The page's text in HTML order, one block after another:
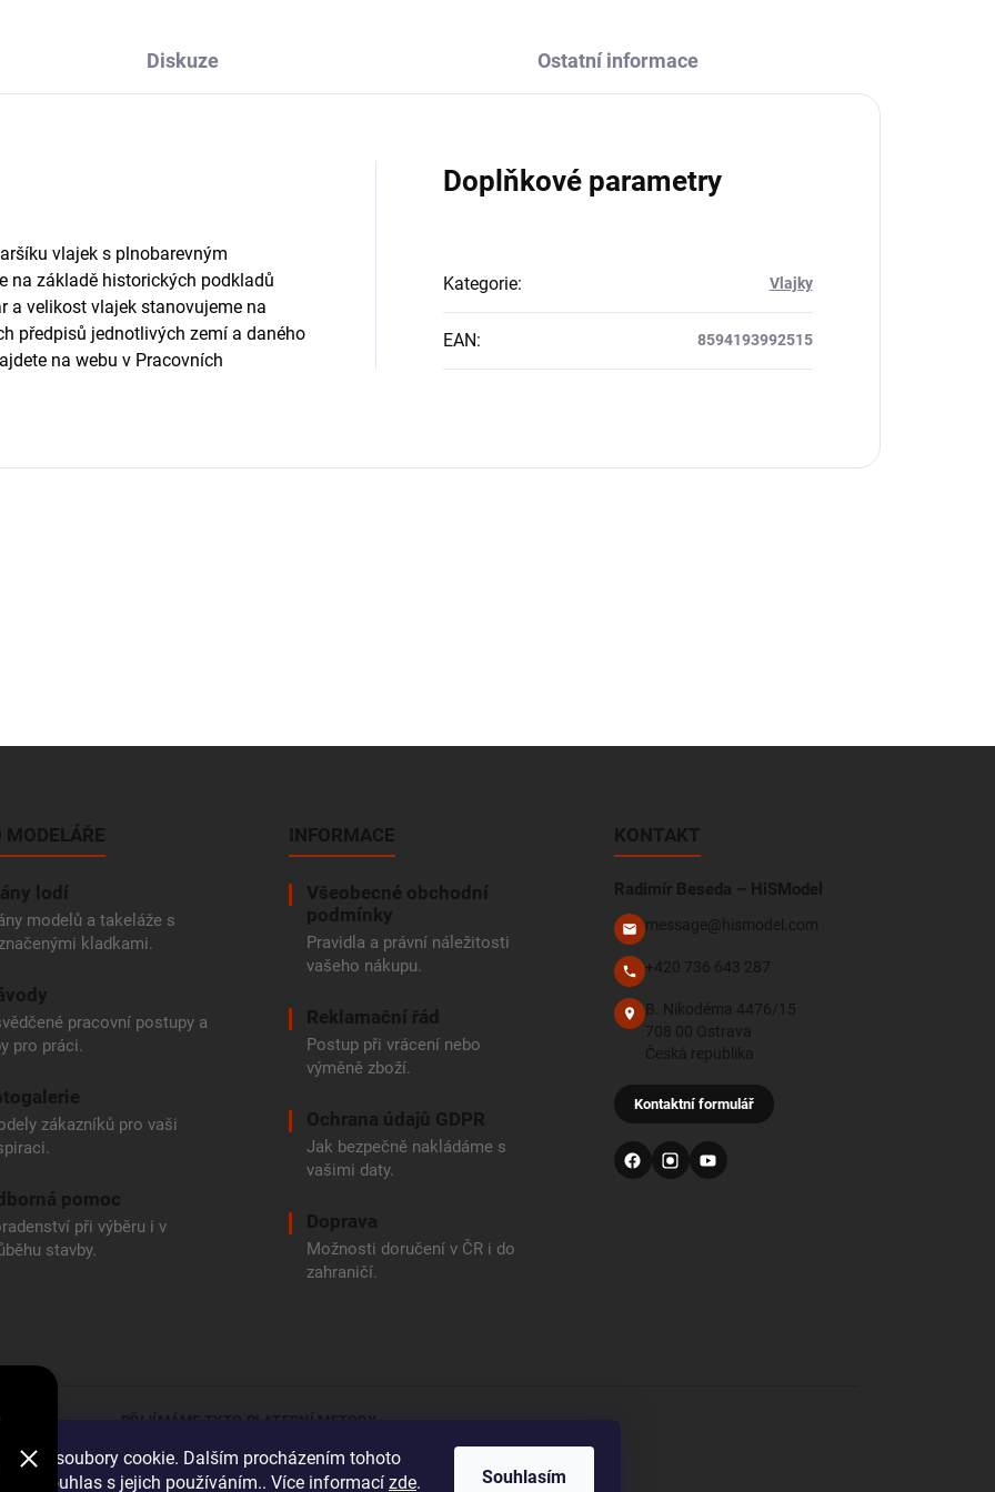
soubory cookie. Dalším procházením tohoto
souhlas s jejich používáním.. Více informací zde. Souhlasím
Diskuze Ostatní informace
vlajek s plnobarevným
na základě historických podkladů
a velikost vlajek stanovujeme na
předpisů jednotlivých zemí a daného
na webu v Pracovních
Doplňkové parametry
Kategorie: Vlajky
EAN: 8594193992515
MODELÁŘE
lodí
modelů a takeláže s
kladkami.
pracovní postupy a
pro práci.
zákazníků pro vaši
pomoc
při výběru i v
stavby.
INFORMACE
Všeobecné obchodní
podmínky
Pravidla a právní náležitosti
vašeho nákupu.
Reklamační řád
Postup při vrácení nebo
výměně zboží.
Ochrana údajů GDPR
Jak bezpečně nakládáme s
vašimi daty.
Doprava
Možnosti doručení v ČR i do
zahraničí.
KONTAKT
Radimír Beseda – HiSModel
message@hismodel.com
+420 736 643 287
B. Nikodéma 4476/15
708 00 Ostrava
Česká republika
Kontaktní formulář
PŘIJÍMÁME TYTO PLATEBNÍ METODY
Bankovní převod